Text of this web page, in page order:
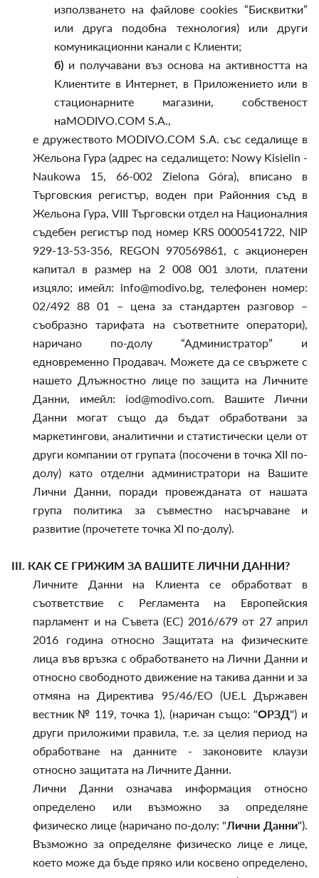
използването на файлове cookies “Бисквитки”
или друга подобна технология) или други
комуникационни канали с Клиенти;
б) и получавани въз основа на активността на
Клиентите в Интернет, в Приложението или в
стационарните магазини, собственост
наMODIVO.COM S.A.,
е дружеството MODIVO.COM S.A. със седалище в
Жельона Гура (адрес на седалището: Nowy Kisielin -
Naukowa 15, 66-002 Zielona Góra), вписано в
Търговския регистър, воден при Районния съд в
Жельона Гура, VIII Търговски отдел на Националния
съдебен регистър под номер KRS 0000541722, NIP
929-13-53-356, REGON 970569861, с акционерен
капитал в размер на 2 008 001 злоти, платени
изцяло; имейл: info@modivo.bg, телефонен номер:
02/492 88 01 – цена за стандартен разговор –
съобразно тарифата на съответните оператори),
наричано по-долу “Администратор” и
едновременно Продавач. Можете да се свържете с
нашето Длъжностно лице по защита на Личните
Данни, имейл: iod@modivo.com. Вашите Лични
Данни могат също да бъдат обработвани за
маркетингови, аналитични и статистически цели от
други компании от групата (посочени в точка XII по-
долу) като отделни администратори на Вашите
Лични Данни, поради провежданата от нашата
група политика за съвместно насърчаване и
развитие (прочетете точка XI по-долу).
III. КАК СЕ ГРИЖИМ ЗА ВАШИТЕ ЛИЧНИ ДАННИ?
Личните Данни на Клиента се обработват в
съответствие с Регламента на Европейския
парламент и на Съвета (ЕС) 2016/679 от 27 април
2016 година относно Защитата на физическите
лица във връзка с обработването на Лични Данни и
относно свободното движение на такива данни и за
отмяна на Директива 95/46/EО (UE.L Държавен
вестник № 119, точка 1), (наричан също: "ОРЗД") и
други приложими правила, т.е. за целия период на
обработване на данните - законовите клаузи
относно защитата на Личните Данни.
Лични Данни означава информация относно
определено или възможно за определяне
физическо лице (наричано по-долу: "Лични Данни").
Възможно за определяне физическо лице е лице,
което може да бъде пряко или косвено определено,